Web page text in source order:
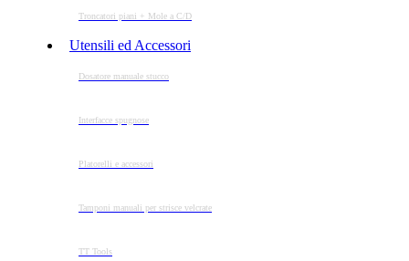
Troncatori piani + Mole a C/D
Utensili ed Accessori
Dosatore manuale stucco
Interfacce spugnose
Platorelli e accessori
Tamponi manuali per strisce velcrate
TT Tools